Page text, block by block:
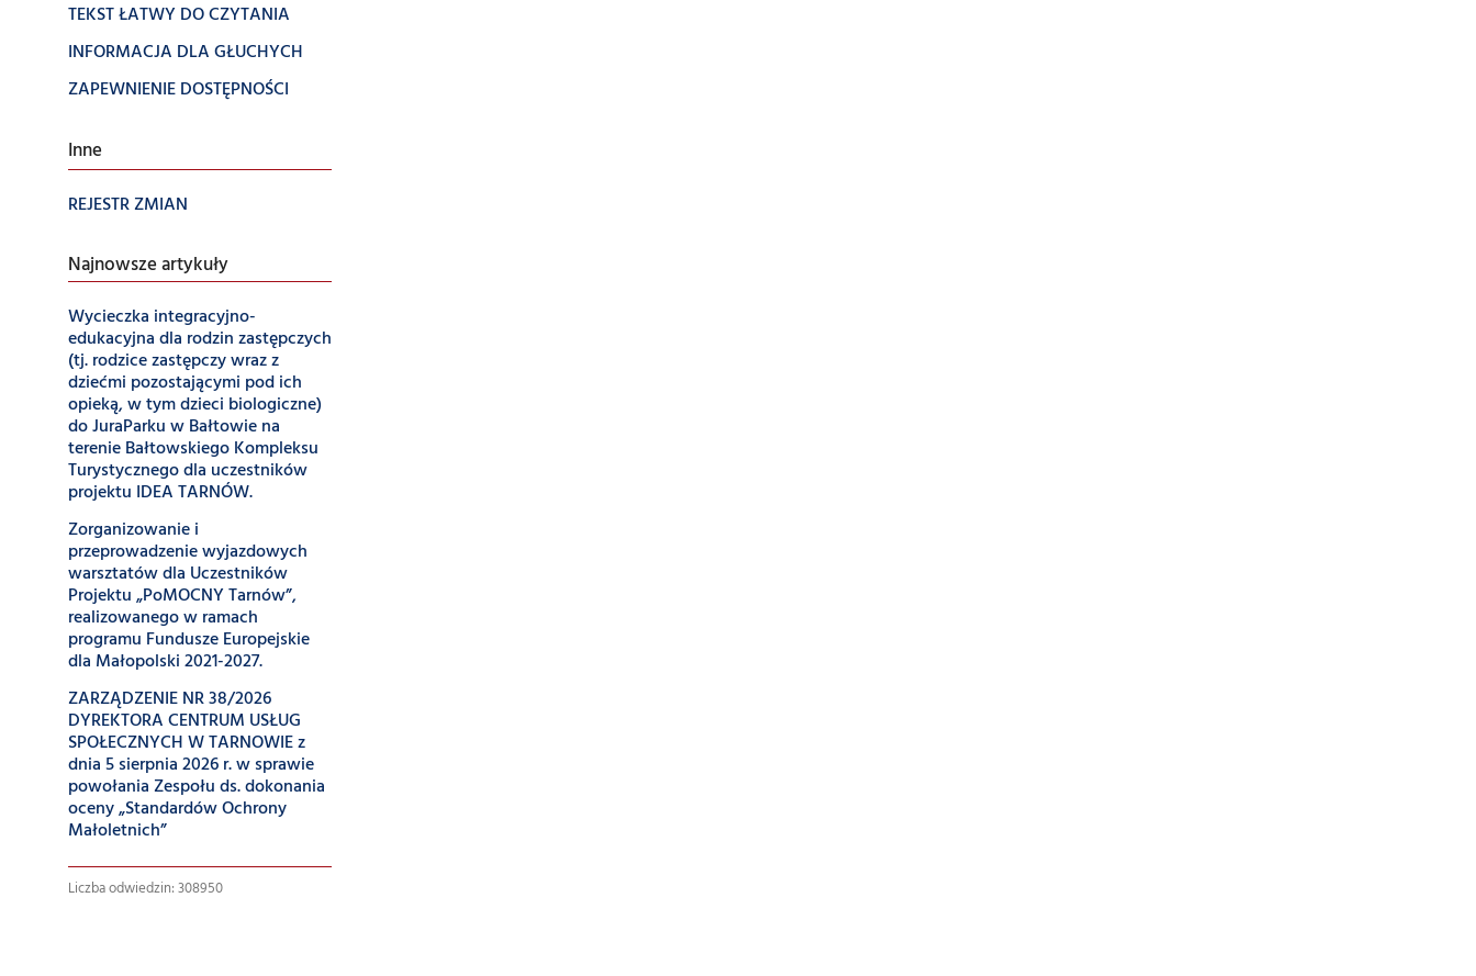
TEKST ŁATWY DO CZYTANIA
INFORMACJA DLA GŁUCHYCH
ZAPEWNIENIE DOSTĘPNOŚCI
Inne
REJESTR ZMIAN
Najnowsze artykuły
Wycieczka integracyjno-
edukacyjna dla rodzin zastępczych
(tj. rodzice zastępczy wraz z
dziećmi pozostającymi pod ich
opieką, w tym dzieci biologiczne)
do JuraParku w Bałtowie na
terenie Bałtowskiego Kompleksu
Turystycznego dla uczestników
projektu IDEA TARNÓW.
Zorganizowanie i
przeprowadzenie wyjazdowych
warsztatów dla Uczestników
Projektu „PoMOCNY Tarnów”,
realizowanego w ramach
programu Fundusze Europejskie
dla Małopolski 2021-2027.
ZARZĄDZENIE NR 38/2026
DYREKTORA CENTRUM USŁUG
SPOŁECZNYCH W TARNOWIE z
dnia 5 sierpnia 2026 r. w sprawie
powołania Zespołu ds. dokonania
oceny „Standardów Ochrony
Małoletnich”
Liczba odwiedzin: 308950